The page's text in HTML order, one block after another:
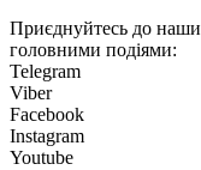
Приєднуйтесь до
головними подіями:
Telegram
Viber
Facebook
Instagram
Youtube